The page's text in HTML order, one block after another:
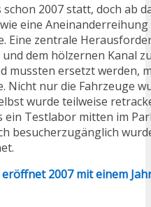
2007 statt, doch ab
eine
Eine zentrale
dem hölzernen Kanal
mussten ersetzt werden,
Nicht nur die Fahrzeuge
wurde teilweise
ein Testlabor mitten im
besucherzugänglich
2007 mit einem